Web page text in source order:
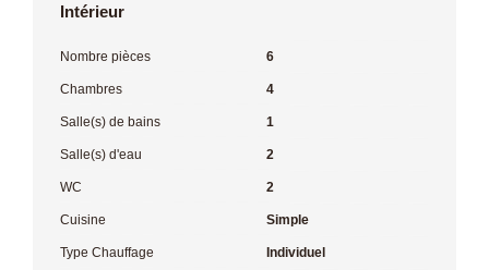
Intérieur
Nombre pièces 6
Chambres 4
Salle(s) de bains 1
Salle(s) d'eau 2
WC 2
Cuisine Simple
Type Chauffage Individuel